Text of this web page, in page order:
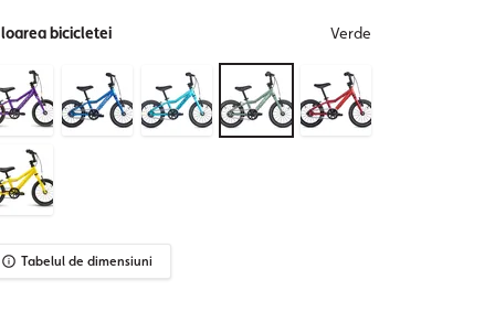
bicicletei Verde
Tabelul de dimensiuni